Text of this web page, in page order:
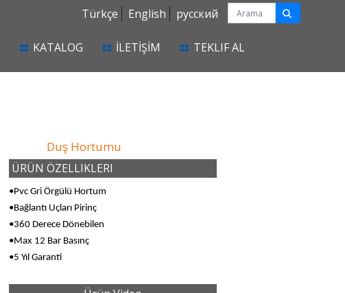
Türkçe English русский
KATALOG İLETİŞİM TEKLIF AL
Duş Hortumu
ÜRÜN ÖZELLIKLERI
•Pvc Gri Örgülü Hortum
•Bağlantı Uçları Pirinç
•360 Derece Dönebilen
•Max 12 Bar Basınç
•5 Yıl Garanti